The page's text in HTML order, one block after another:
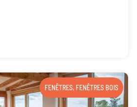
FENÊTRES, FENÊTRES BOIS